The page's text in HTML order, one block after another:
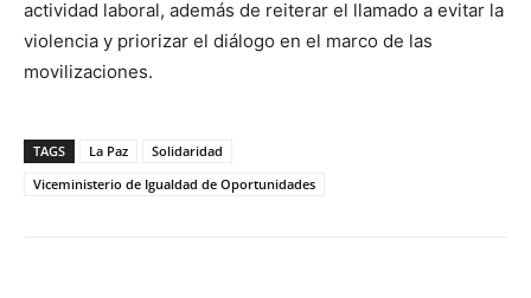
actividad laboral, además de reiterar el llamado a evitar la
violencia y priorizar el diálogo en el marco de las
movilizaciones.
TAGS La Paz
Solidaridad
Viceministerio de Igualdad de Oportunidades